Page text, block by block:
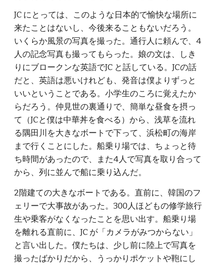
JC にとっては、このような日本的で愉快な場所に
来たことはないし、今後来ることもないだろう。
いくらか風景の写真を撮った。通行人に頼んで、4
人の記念写真も撮ってもらった。娘の文は、しき
りにブロークンな英語でJC と話している。JCの話
だと、英語は悪いけれども、発音は僕よりずっと
いいということである。小学生のころに覚えたか
らだろう。仲見世の裏通りで、簡単な昼食を摂っ
て（JCと僕は中華丼を食べる）から、浅草を流れ
る隅田川を大きなボートで下って、浜松町の海岸
まで行くことにした。船乗り場では、ちょっと待
ち時間があったので、また4人で写真を取り合って
から、列に並んで船に乗り込んだ。
2階建ての大きなボートである。直前に、韓国のフ
ェリーで大事故があった。300人ほどもの修学旅行
生や乗客がなくなったことを思い出す。船乗り場
を離れる直前に、JC が「カメラがみつからない」
と言い出した。僕たちは、少し前に陸上で写真を
撮ったばかりだから、うっかりポケットや鞄にし